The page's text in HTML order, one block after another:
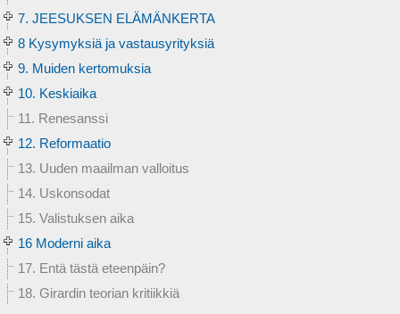
7. JEESUKSEN ELÄMÄNKERTA
8 Kysymyksiä ja vastausyrityksiä
9. Muiden kertomuksia
10. Keskiaika
11. Renesanssi
12. Reformaatio
13. Uuden maailman valloitus
14. Uskonsodat
15. Valistuksen aika
16 Moderni aika
17. Entä tästä eteenpäin?
18. Girardin teorian kritiikkiä